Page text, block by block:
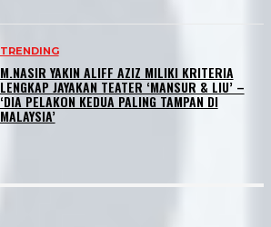
TRENDING
M.NASIR YAKIN ALIFF AZIZ MILIKI KRITERIA
LENGKAP JAYAKAN TEATER ‘MANSUR & LIU’ –
‘DIA PELAKON KEDUA PALING TAMPAN DI
MALAYSIA’